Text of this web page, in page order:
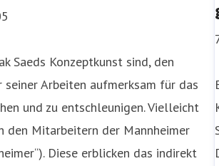
Saeds Konzeptkunst sind, den
seiner Arbeiten aufmerksam für das
und zu entschleunigen. Vielleicht
den Mitarbeitern der Mannheimer
Diese erblicken das indirekt